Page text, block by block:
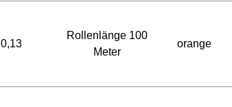
0,13
Rollenlänge 100
Meter
orange